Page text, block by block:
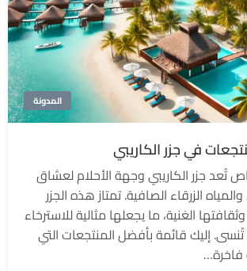
المدونة
في جزر الكاريبي
تُعد جزر الكاريبي وجهة الأحلام لعشاق
الزرقاء الصافية. تمتاز هذه الجزر
الغنية، ما يجعلها مثالية للاسترخاء
إليك قائمة بأفضل المنتجعات التي
فاخرة…